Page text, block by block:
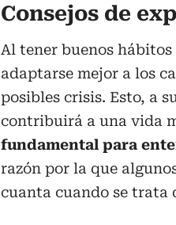
Consejos de
Al tener buenos
adaptarse mejor a los
posibles crisis. Esto, a
contribuirá a una vida
fundamental para
razón por la que
cuanta cuando se trata